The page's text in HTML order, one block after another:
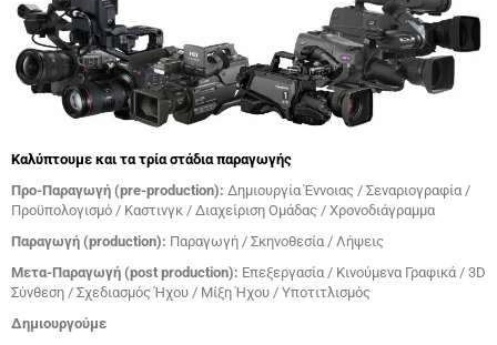
Καλύπτουμε και τα τρία στάδια παραγωγής
Προ-Παραγωγή (pre-production): Δημιουργία Έννοιας / Σεναριογραφία /
Προϋπολογισμό / Καστινγκ / Διαχείριση Ομάδας / Χρονοδιάγραμμα
Παραγωγή (production): Παραγωγή / Σκηνοθεσία / Λήψεις
Μετα-Παραγωγή (post production): Επεξεργασία / Κινούμενα Γραφικά / 3D
Σύνθεση / Σχεδιασμός Ήχου / Μίξη Ήχου / Υποτιτλισμός
Δημιουργούμε